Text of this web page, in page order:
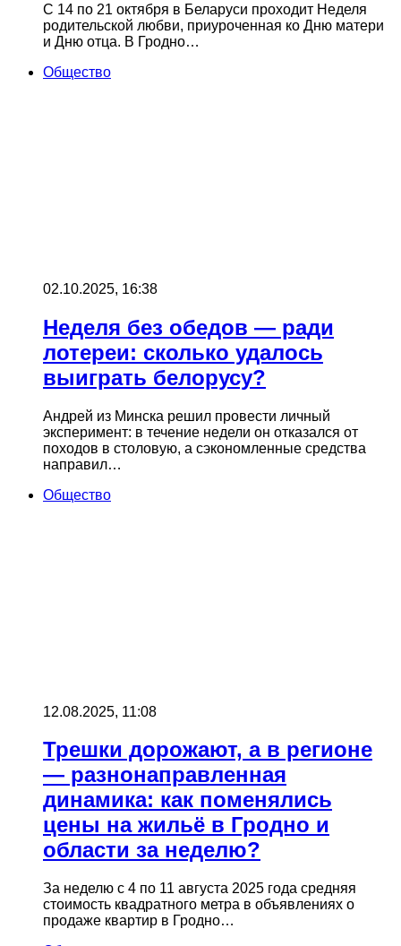
С 14 по 21 октября в Беларуси проходит Неделя
родительской любви, приуроченная ко Дню матери
и Дню отца. В Гродно…
Общество
02.10.2025, 16:38
Неделя без обедов — ради
лотереи: сколько удалось
выиграть белорусу?
Андрей из Минска решил провести личный
эксперимент: в течение недели он отказался от
походов в столовую, а сэкономленные средства
направил…
Общество
12.08.2025, 11:08
Трешки дорожают, а в регионе
— разнонаправленная
динамика: как поменялись
цены на жильё в Гродно и
области за неделю?
За неделю с 4 по 11 августа 2025 года средняя
стоимость квадратного метра в объявлениях о
продаже квартир в Гродно…